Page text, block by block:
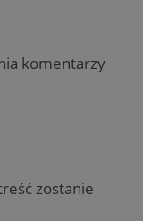
komentarzy
zostanie